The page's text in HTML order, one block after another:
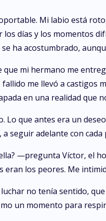
Mi labio está
los días y los momentos
ha acostumbrado,
que mi hermano me
me llevó a castigos
en una realidad que
Lo que antes era un
seguir adelante con
—pregunta Víctor, el
eran los peores. Me
no tenía sentido,
un momento para